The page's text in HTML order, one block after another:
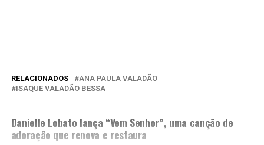
RELACIONADOS
ANA PAULA VALADÃO
ISAQUE VALADÃO BESSA
Danielle Lobato lança “Vem Senhor”, uma canção de
adoração que renova e restaura